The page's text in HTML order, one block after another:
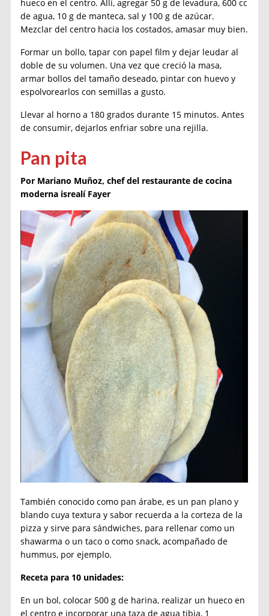
hueco en el centro. Allí, agregar 50 g de levadura, 600 cc
de agua, 10 g de manteca, sal y 100 g de azúcar.
Mezclar del centro hacia los costados, amasar muy bien.
Formar un bollo, tapar con papel film y dejar leudar al
doble de su volumen. Una vez que creció la masa,
armar bollos del tamaño deseado, pintar con huevo y
espolvorearlos con semillas a gusto.
Llevar al horno a 180 grados durante 15 minutos. Antes
de consumir, dejarlos enfriar sobre una rejilla.
Pan pita
Por Mariano Muñoz, chef del restaurante de cocina
moderna isrealí Fayer
También conocido como pan árabe, es un pan plano y
blando cuya textura y sabor recuerda a la corteza de la
pizza y sirve para sándwiches, para rellenar como un
shawarma o un taco o como snack, acompañado de
hummus, por ejemplo.
Receta para 10 unidades:
En un bol, colocar 500 g de harina, realizar un hueco en
el centro e incorporar una taza de agua tibia, 1